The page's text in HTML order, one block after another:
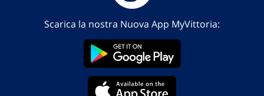
Scarica la nostra Nuova App MyVittoria: